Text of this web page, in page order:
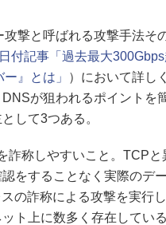
撃と呼ばれる攻撃手法そ
付記事「過去最大
』とは」
）において詳し
が狙われるポイントを
して3つある。
称しやすいこと。TCPと
をすることなく実際のデ
の詐称による攻撃を実行
ト上に数多く存在してい